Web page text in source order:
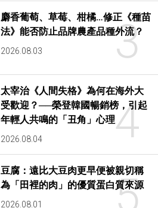
3
麝香葡萄、草莓、柑橘…修正《種苗
法》能否防止品牌農產品種外流？
2026.08.03
4
太宰治《人間失格》為何在海外大
受歡迎？──榮登韓國暢銷榜，引起
年輕人共鳴的「丑角」心理
2026.08.04
5
豆腐：遠比大豆肉更早便被親切稱
為「田裡的肉」的優質蛋白質來源
2026.08.01